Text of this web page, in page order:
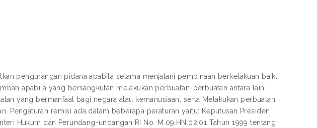
pengurangan pidana apabila selama menjalani pembinaan berkelakuan baik.
apabila yang bersangkutan melakukan perbuatan-perbuatan antara lain:
yang bermanfaat bagi negara atau kemanusiaan, serta Melakukan perbuatan
Pengaturan remisi ada dalam beberapa peraturan yaitu: Keputusan Presiden
Hukum dan Perundang-undangan RI No. M.09.HN.02.01 Tahun 1999 tentang